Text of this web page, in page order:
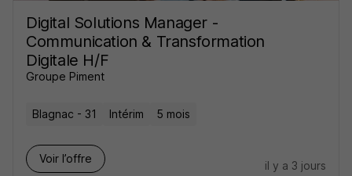
Digital Solutions Manager -
Communication & Transformation
Digitale H/F
Groupe Piment
Blagnac - 31 Intérim 5 mois
Voir l’offre
il y a 3 jours